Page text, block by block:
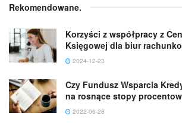
Rekomendowane.
Korzyści z współpracy z
Księgowej dla biur
2024-12-23
Czy Fundusz Wsparcia
na rosnące stopy
2022-06-28